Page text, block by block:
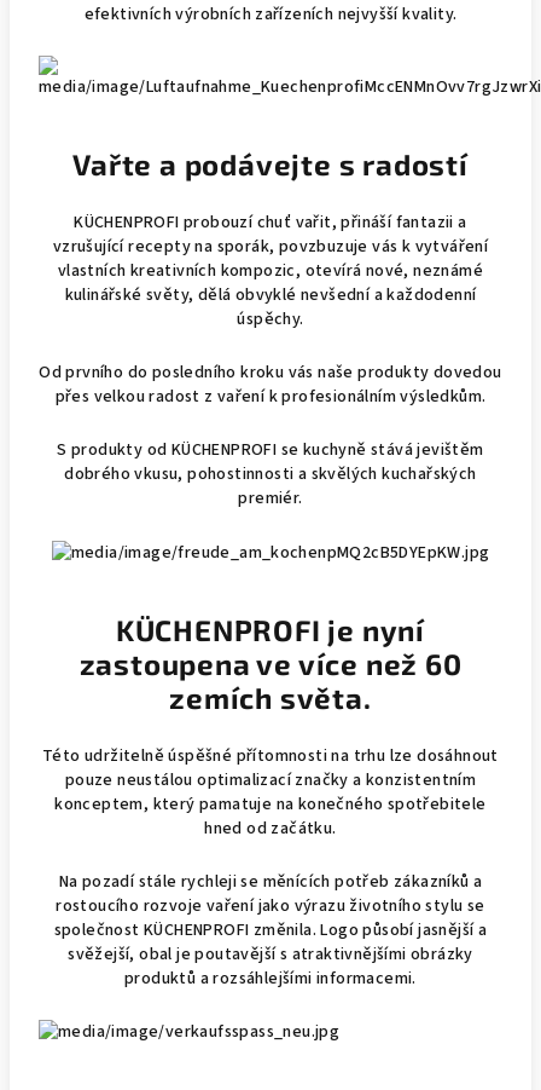
efektivních výrobních zařízeních nejvyšší kvality.
Vařte a podávejte s radostí
KÜCHENPROFI probouzí chuť vařit, přináší fantazii a
vzrušující recepty na sporák, povzbuzuje vás k vytváření
vlastních kreativních kompozic, otevírá nové, neznámé
kulinářské světy, dělá obvyklé nevšední a každodenní
úspěchy.
Od prvního do posledního kroku vás naše produkty dovedou
přes velkou radost z vaření k profesionálním výsledkům.
S produkty od KÜCHENPROFI se kuchyně stává jevištěm
dobrého vkusu, pohostinnosti a skvělých kuchařských
premiér.
KÜCHENPROFI je nyní
zastoupena ve více než 60
zemích světa.
Této udržitelně úspěšné přítomnosti na trhu lze dosáhnout
pouze neustálou optimalizací značky a konzistentním
konceptem, který pamatuje na konečného spotřebitele
hned od začátku.
Na pozadí stále rychleji se měnících potřeb zákazníků a
rostoucího rozvoje vaření jako výrazu životního stylu se
společnost KÜCHENPROFI změnila. Logo působí jasnější a
svěžejší, obal je poutavější s atraktivnějšími obrázky
produktů a rozsáhlejšími informacemi.